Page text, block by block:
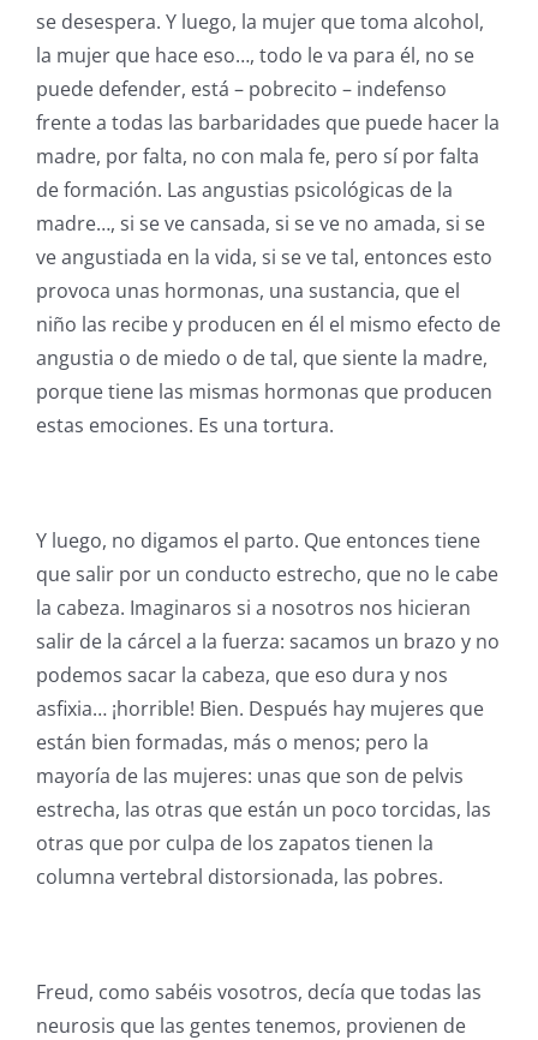
se desespera. Y luego, la mujer que toma alcohol,
la mujer que hace eso…, todo le va para él, no se
puede defender, está – pobrecito – indefenso
frente a todas las barbaridades que puede hacer la
madre, por falta, no con mala fe, pero sí por falta
de formación. Las angustias psicológicas de la
madre…, si se ve cansada, si se ve no amada, si se
ve angustiada en la vida, si se ve tal, entonces esto
provoca unas hormonas, una sustancia, que el
niño las recibe y producen en él el mismo efecto de
angustia o de miedo o de tal, que siente la madre,
porque tiene las mismas hormonas que producen
estas emociones. Es una tortura.
Y luego, no digamos el parto. Que entonces tiene
que salir por un conducto estrecho, que no le cabe
la cabeza. Imaginaros si a nosotros nos hicieran
salir de la cárcel a la fuerza: sacamos un brazo y no
podemos sacar la cabeza, que eso dura y nos
asfixia… ¡horrible! Bien. Después hay mujeres que
están bien formadas, más o menos; pero la
mayoría de las mujeres: unas que son de pelvis
estrecha, las otras que están un poco torcidas, las
otras que por culpa de los zapatos tienen la
columna vertebral distorsionada, las pobres.
Freud, como sabéis vosotros, decía que todas las
neurosis que las gentes tenemos, provienen de